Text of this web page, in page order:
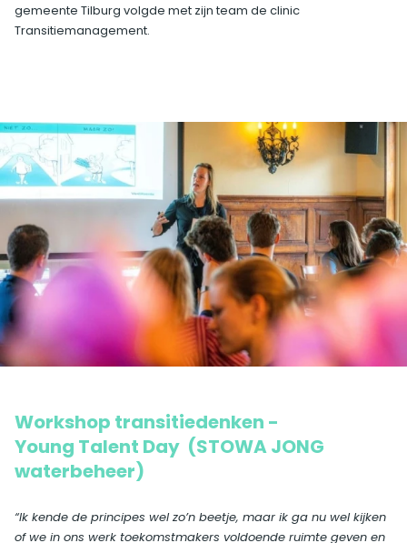
gemeente Tilburg volgde met zijn team de clinic
Transitiemanagement.
Workshop transitiedenken -
Young Talent Day (STOWA JONG
waterbeheer)
“Ik kende de principes wel zo’n beetje, maar ik ga nu wel kijken
of we in ons werk toekomstmakers voldoende ruimte geven en